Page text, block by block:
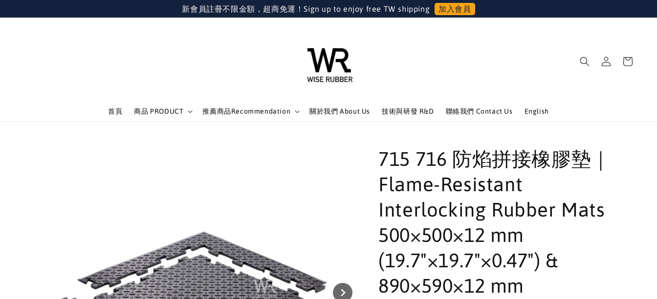
新會員註冊不限金額，超商免運！Sign up to enjoy free TW shipping 加入會員
首頁 商品 PRODUCT 推薦商品Recommendation 關於我們 About Us 技術與研發 R&D 聯絡我們 Contact Us English
715 716 防焰拼接橡膠墊｜
Flame-Resistant
Interlocking Rubber Mats
500×500×12 mm
(19.7"×19.7"×0.47") &
890×590×12 mm